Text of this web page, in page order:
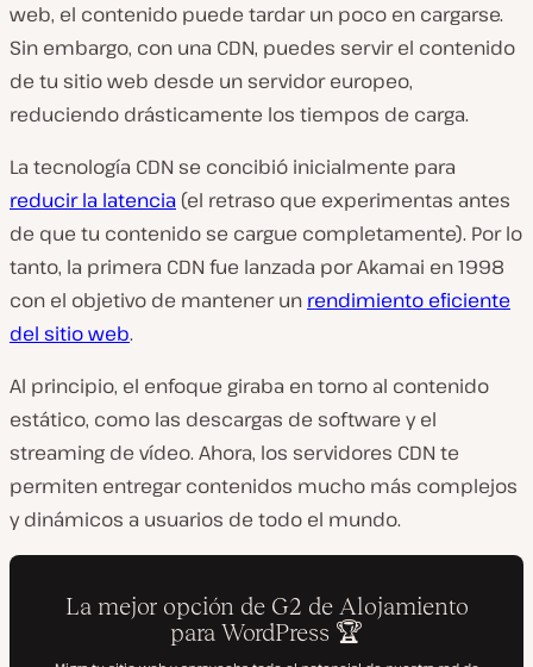
web, el contenido puede tardar un poco en cargarse.
Sin embargo, con una CDN, puedes servir el contenido
de tu sitio web desde un servidor europeo,
reduciendo drásticamente los tiempos de carga.
La tecnología CDN se concibió inicialmente para
reducir la latencia (el retraso que experimentas antes
de que tu contenido se cargue completamente). Por lo
tanto, la primera CDN fue lanzada por Akamai en 1998
con el objetivo de mantener un rendimiento eficiente
del sitio web.
Al principio, el enfoque giraba en torno al contenido
estático, como las descargas de software y el
streaming de vídeo. Ahora, los servidores CDN te
permiten entregar contenidos mucho más complejos
y dinámicos a usuarios de todo el mundo.